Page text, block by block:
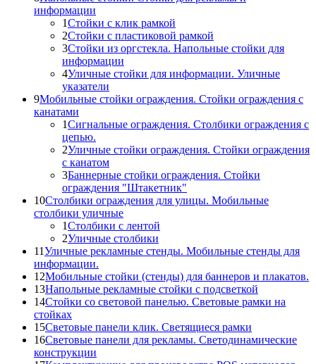
информации
1Стойки с клик рамкой
2Стойки с пластиковой рамкой
3Стойки из оргстекла. Напольные стойки для
информации
4Уличные стойки для информации. Уличные
указатели
9Мобильные стойки ограждения. Стойки ограждения с
канатами
1Сигнальные ограждения. Столбики ограждения с
цепью.
2Уличные стойки ограждения. Стойки ограждения
с канатом
3Баннерные стойки ограждения. Стойки
ограждения "Штакетник"
10Столбики ограждения для улицы. Мобильные
столбики уличные
1Столбики с лентой
2Уличные столбики
11Уличные рекламные стенды. Мобильные стенды для
информации.
12Мобильные стойки (стенды) для баннеров и плакатов.
13Напольные рекламные стойки с подсветкой
14Стойки со световой панелью. Световые рамки на
стойках
15Световые панели клик. Светящиеся рамки
16Световые панели для рекламы. Светодинамические
конструкции